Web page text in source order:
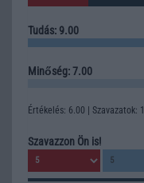
Tudás: 9.00
Minőség: 7.00
Értékelés: 6.00 | Szavazatok: 1
Szavazzon Ön is!